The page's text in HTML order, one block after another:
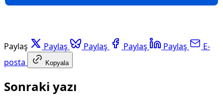
Paylaş Paylaş Paylaş Paylaş Paylaş
E-
posta
Kopyala
Sonraki yazı